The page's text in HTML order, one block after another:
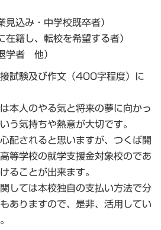
込み・中学校既卒者）
籍し、転校を希望する者）
学者 他）
試験及び作文（400字程度）に
本人のやる気と将来の夢に向かっ
う気持ちや熱意が大切です。
配されると思いますが、つくば開
等学校の就学支援金対象校のであ
ることが出来ます。
しては本校独自の支払い方法で分
ありますので、是非、活用してい